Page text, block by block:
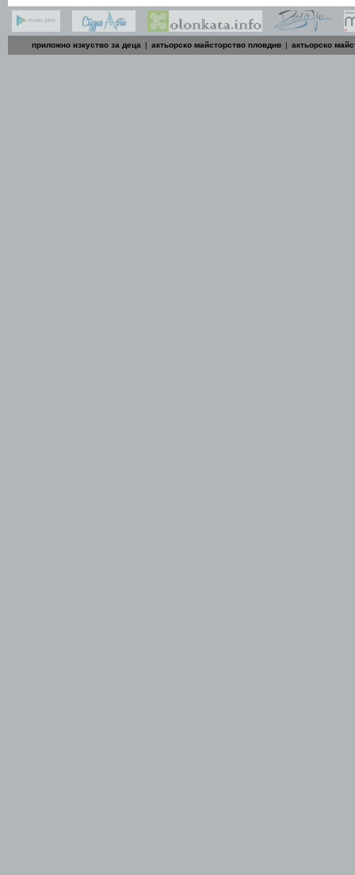
приложно изкуство за деца | актьорско майсторство пловдив | актьорско